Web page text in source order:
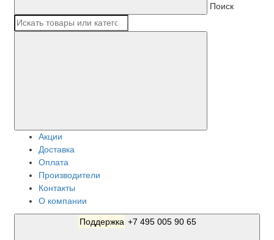
Поиск
Акции
Доставка
Оплата
Производители
Контакты
О компании
Поддержка +7 495 005 90 65